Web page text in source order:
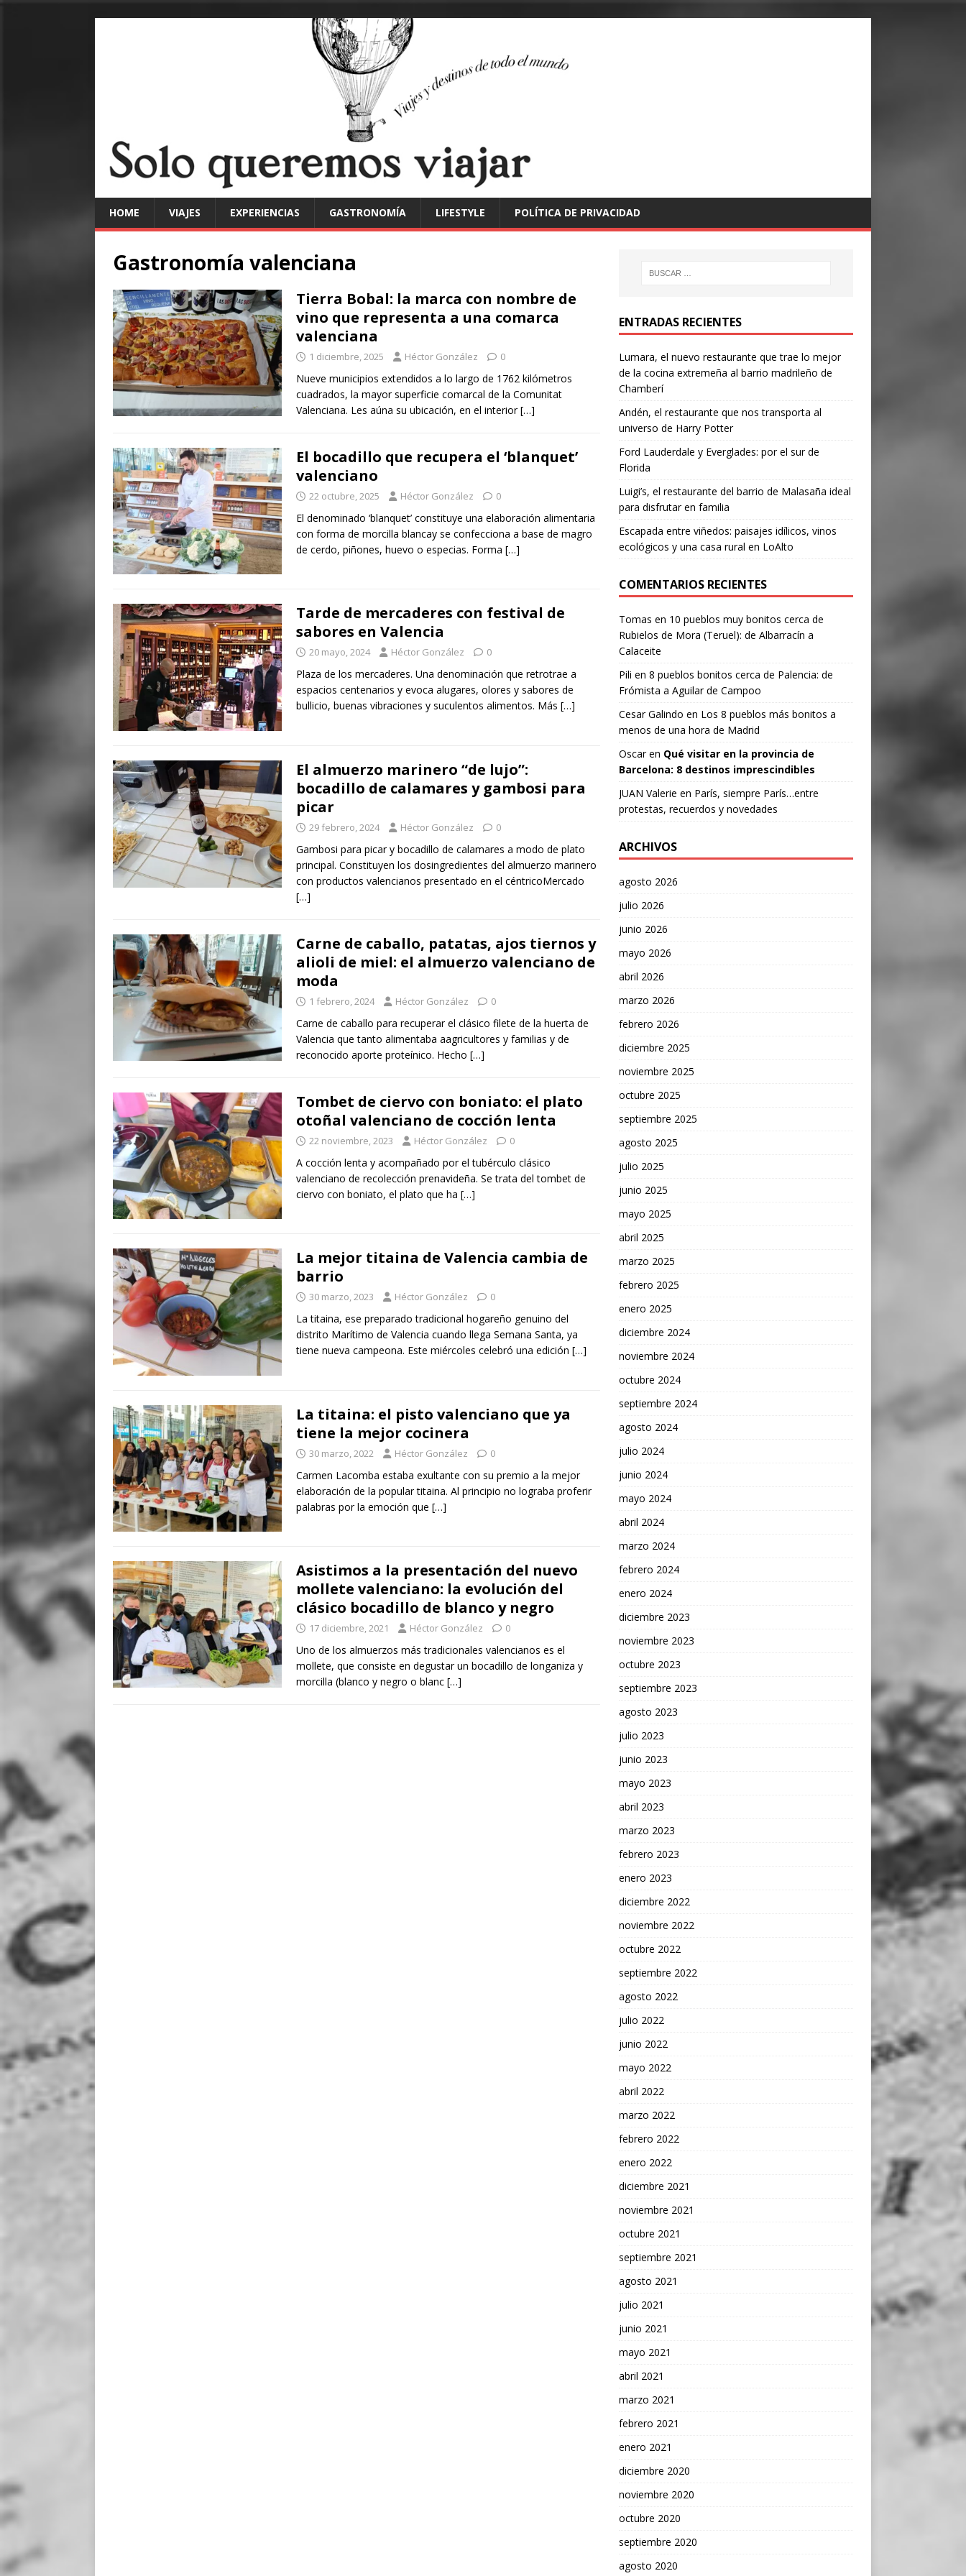
HOME VIAJES EXPERIENCIAS GASTRONOMÍA LIFESTYLE POLÍTICA DE PRIVACIDAD
Gastronomía valenciana
Tierra Bobal: la marca con nombre de
vino que representa a una comarca
valenciana
1 diciembre, 2025 Héctor González 0
Nueve municipios extendidos a lo largo de 1762 kilómetros
cuadrados, la mayor superficie comarcal de la Comunitat
Valenciana. Les aúna su ubicación, en el interior[…]
El bocadillo que recupera el ‘blanquet’
valenciano
22 octubre, 2025 Héctor González 0
El denominado ‘blanquet’ constituye una elaboración alimentaria
con forma de morcilla blancay se confecciona a base de magro
de cerdo, piñones, huevo o especias. Forma […]
Tarde de mercaderes con festival de
sabores en Valencia
20 mayo, 2024 Héctor González 0
Plaza de los mercaderes. Una denominación que retrotrae a
espacios centenarios y evoca alugares, olores y sabores de
bullicio, buenas vibraciones y suculentos alimentos. Más […]
El almuerzo marinero “de lujo”:
bocadillo de calamares y gambosi para
picar
29 febrero, 2024 Héctor González 0
Gambosi para picar y bocadillo de calamares a modo de plato
principal. Constituyen los dosingredientes del almuerzo marinero
con productos valencianos presentado en el céntricoMercado
[…]
Carne de caballo, patatas, ajos tiernos y
alioli de miel: el almuerzo valenciano de
moda
1 febrero, 2024 Héctor González 0
Carne de caballo para recuperar el clásico filete de la huerta de
Valencia que tanto alimentaba aagricultores y familias y de
reconocido aporte proteínico. Hecho […]
Tombet de ciervo con boniato: el plato
otoñal valenciano de cocción lenta
22 noviembre, 2023 Héctor González 0
A cocción lenta y acompañado por el tubérculo clásico
valenciano de recolección prenavideña. Se trata del tombet de
ciervo con boniato, el plato que ha […]
La mejor titaina de Valencia cambia de
barrio
30 marzo, 2023 Héctor González 0
La titaina, ese preparado tradicional hogareño genuino del
distrito Marítimo de Valencia cuando llega Semana Santa, ya
tiene nueva campeona. Este miércoles celebró una edición […]
La titaina: el pisto valenciano que ya
tiene la mejor cocinera
30 marzo, 2022 Héctor González 0
Carmen Lacomba estaba exultante con su premio a la mejor
elaboración de la popular titaina. Al principio no lograba proferir
palabras por la emoción que […]
Asistimos a la presentación del nuevo
mollete valenciano: la evolución del
clásico bocadillo de blanco y negro
17 diciembre, 2021 Héctor González 0
Uno de los almuerzos más tradicionales valencianos es el
mollete, que consiste en degustar un bocadillo de longaniza y
morcilla (blanco y negro o blanc […]
ENTRADAS RECIENTES
Lumara, el nuevo restaurante que trae lo mejor
de la cocina extremeña al barrio madrileño de
Chamberí
Andén, el restaurante que nos transporta al
universo de Harry Potter
Ford Lauderdale y Everglades: por el sur de
Florida
Luigi’s, el restaurante del barrio de Malasaña ideal
para disfrutar en familia
Escapada entre viñedos: paisajes idílicos, vinos
ecológicos y una casa rural en LoAlto
COMENTARIOS RECIENTES
Tomas en 10 pueblos muy bonitos cerca de
Rubielos de Mora (Teruel): de Albarracín a
Calaceite
Pili en 8 pueblos bonitos cerca de Palencia: de
Frómista a Aguilar de Campoo
Cesar Galindo en Los 8 pueblos más bonitos a
menos de una hora de Madrid
Oscaren Qué visitar en la provincia de
Barcelona: 8 destinos imprescindibles
JUAN Valerie en París, siempre París…entre
protestas, recuerdos y novedades
ARCHIVOS
agosto 2026
julio 2026
junio 2026
mayo 2026
abril 2026
marzo 2026
febrero 2026
diciembre 2025
noviembre 2025
octubre 2025
septiembre 2025
agosto 2025
julio 2025
junio 2025
mayo 2025
abril 2025
marzo 2025
febrero 2025
enero 2025
diciembre 2024
noviembre 2024
octubre 2024
septiembre 2024
agosto 2024
julio 2024
junio 2024
mayo 2024
abril 2024
marzo 2024
febrero 2024
enero 2024
diciembre 2023
noviembre 2023
octubre 2023
septiembre 2023
agosto 2023
julio 2023
junio 2023
mayo 2023
abril 2023
marzo 2023
febrero 2023
enero 2023
diciembre 2022
noviembre 2022
octubre 2022
septiembre 2022
agosto 2022
julio 2022
junio 2022
mayo 2022
abril 2022
marzo 2022
febrero 2022
enero 2022
diciembre 2021
noviembre 2021
octubre 2021
septiembre 2021
agosto 2021
julio 2021
junio 2021
mayo 2021
abril 2021
marzo 2021
febrero 2021
enero 2021
diciembre 2020
noviembre 2020
octubre 2020
septiembre 2020
agosto 2020